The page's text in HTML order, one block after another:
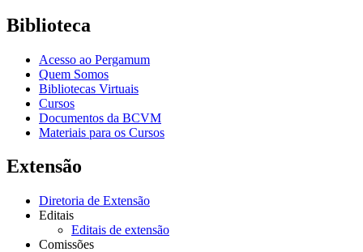
Biblioteca
Acesso ao Pergamum
Quem Somos
Bibliotecas Virtuais
Cursos
Documentos da BCVM
Materiais para os Cursos
Extensão
Diretoria de Extensão
Editais
Editais de extensão
Comissões